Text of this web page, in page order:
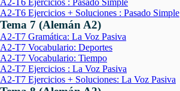
A2-T6 Ejercicios : Pasado Simple
A2-T6 Ejercicios + Soluciones : Pasado Simple
Tema 7 (Alemán A2)
A2-T7 Gramática: La Voz Pasiva
A2-T7 Vocabulario: Deportes
A2-T7 Vocabulario: Tiempo
A2-T7 Ejercicios : La Voz Pasiva
A2-T7 Ejercicios + Soluciones: La Voz Pasiva